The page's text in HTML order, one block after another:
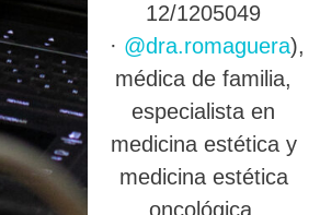
12/1205049
· @dra.romaguera),
médica de familia,
especialista en
medicina estética y
medicina estética
oncológica.